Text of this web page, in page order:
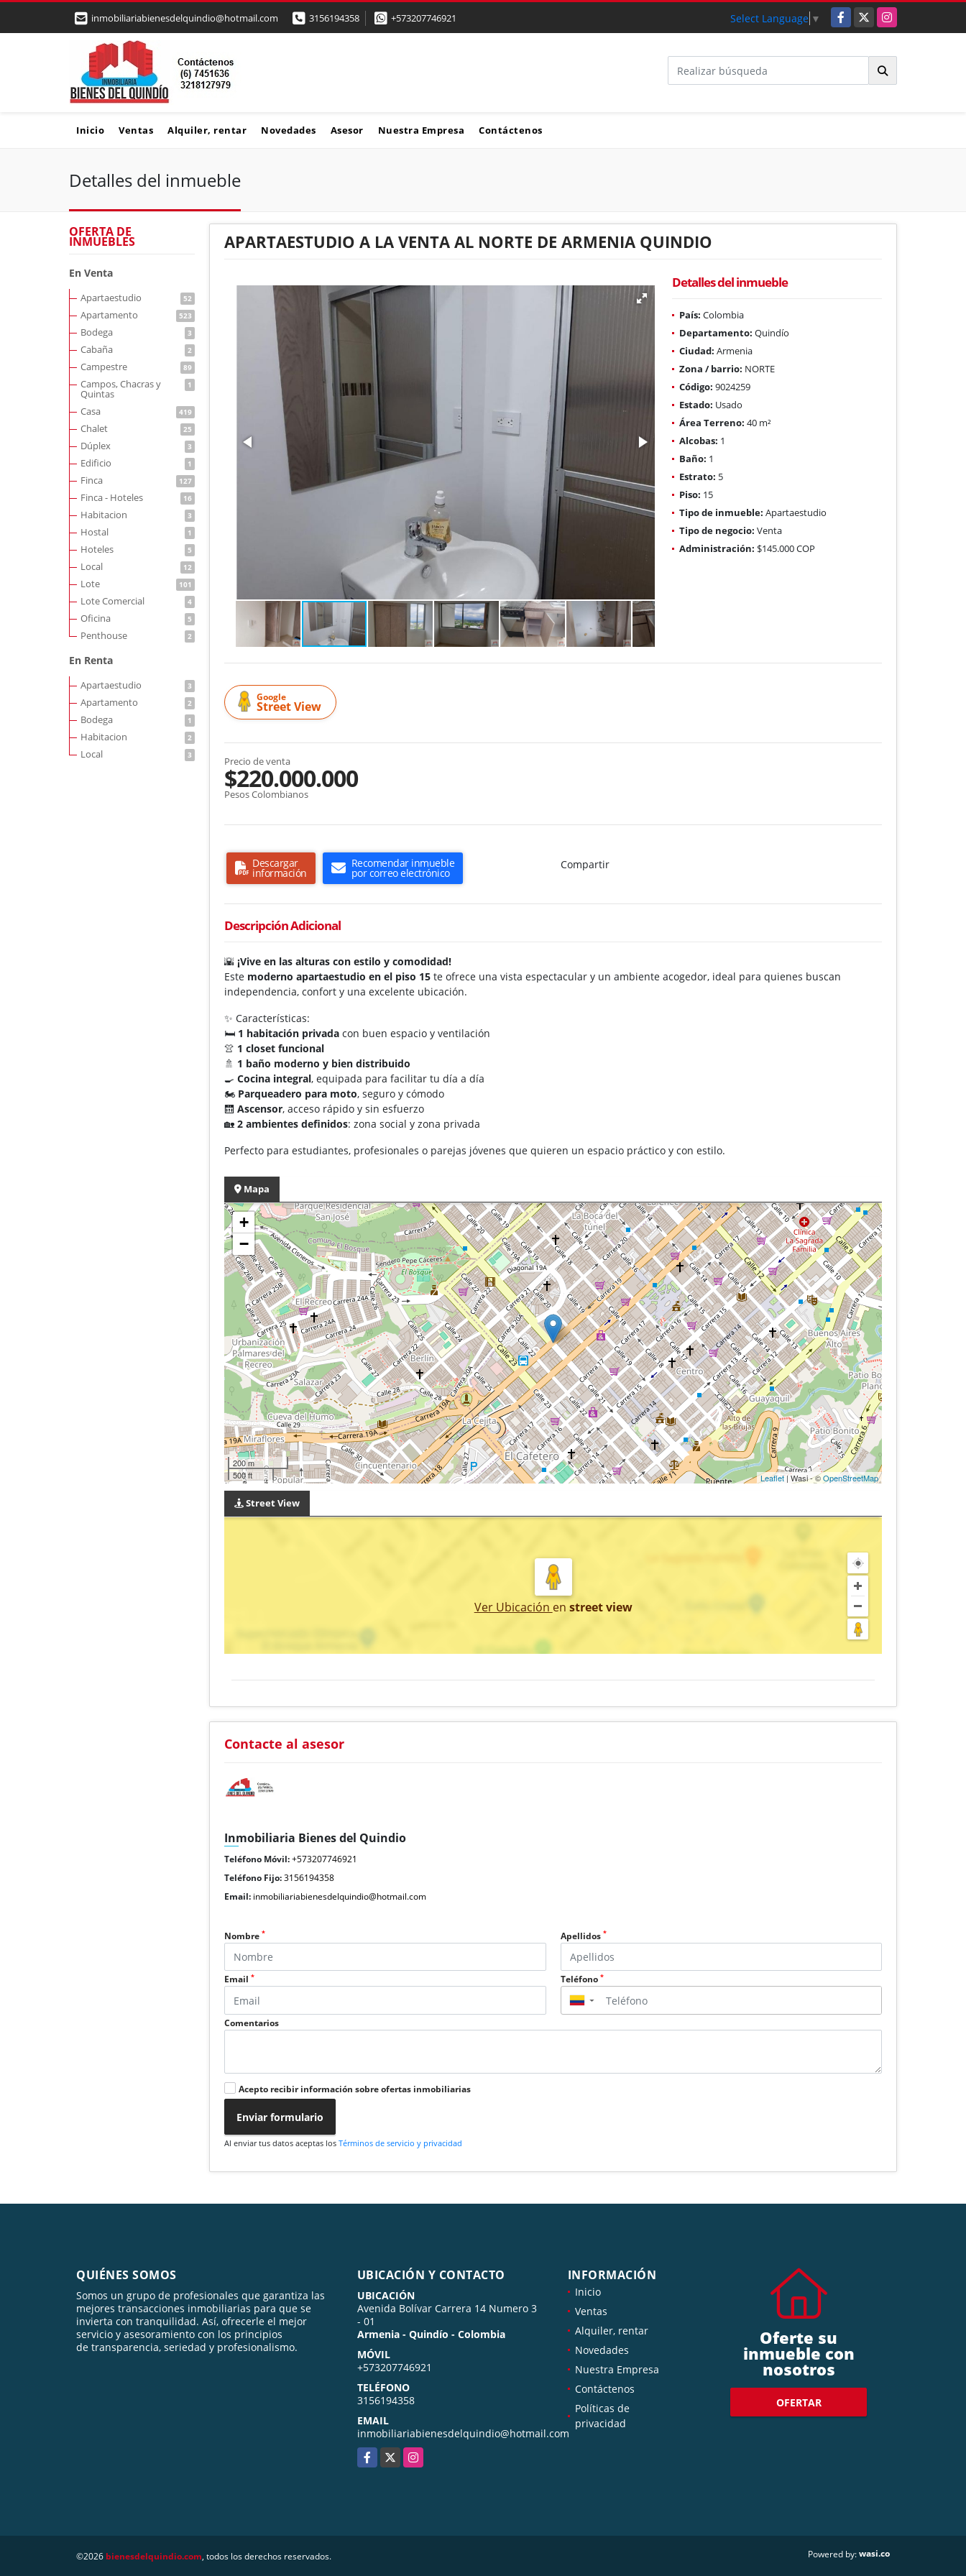
inmobiliariabienesdelquindio@hotmail.com 3156194358 +573207746921 Select Language ▼ Facebook
X Instagram
Inicio Ventas Alquiler, rentar Novedades Asesor Nuestra Empresa Contáctenos
Detalles del inmueble
OFERTA DE
INMUEBLES
En Venta
Apartaestudio 52
Apartamento 523
Bodega 3
Cabaña 2
Campestre 89
Campos, Chacras y
Quintas
1
Casa 419
Chalet 25
Dúplex 3
Edificio 1
Finca 127
Finca - Hoteles 16
Habitacion 3
Hostal 1
Hoteles 5
Local 12
Lote 101
Lote Comercial 4
Oficina 5
Penthouse 2
En Renta
Apartaestudio 3
Apartamento 2
Bodega 1
Habitacion 2
Local 3
APARTAESTUDIO A LA VENTA AL NORTE DE ARMENIA QUINDIO
Detalles del inmueble
País: Colombia
Departamento: Quindío
Ciudad: Armenia
Zona / barrio: NORTE
Código: 9024259
Estado: Usado
Área Terreno: 40 m²
Alcobas: 1
Baño: 1
Estrato: 5
Piso: 15
Tipo de inmueble: Apartaestudio
Tipo de negocio: Venta
Administración: $145.000 COP
Google
Street View
Precio de venta
$220.000.000
Pesos Colombianos
Descargar
información
Recomendar inmueble
por correo electrónico
Compartir
Descripción Adicional
🌇¡Vive en las alturas con estilo y comodidad!
Este moderno apartaestudio en el piso 15 te ofrece una vista espectacular y un ambiente acogedor, ideal para quienes buscan
independencia, confort y una excelente ubicación.
✨ Características:
🛏 1 habitación privada con buen espacio y ventilación
👚 1 closet funcional
🚿 1 baño moderno y bien distribuido
🍳Cocina integral, equipada para facilitar tu día a día
🏍 Parqueadero para moto, seguro y cómodo
🛗Ascensor, acceso rápido y sin esfuerzo
🏡2 ambientes definidos: zona social y zona privada
Perfecto para estudiantes, profesionales o parejas jóvenes que quieren un espacio práctico y con estilo.
Mapa
+
−
200 m
500 ft
Leaflet| Wasi - ©OpenStreetMap
Street View
Ver Ubicación en street view
Contacte al asesor
Inmobiliaria Bienes del Quindio
Teléfono Móvil:+573207746921
Teléfono Fijo:3156194358
Email: inmobiliariabienesdelquindio@hotmail.com
Nombre* Apellidos *
Email* Teléfono *
▼
Comentarios
Acepto recibir información sobre ofertas inmobiliarias
Enviar formulario
Al enviar tus datos aceptas losTérminos de servicio y privacidad
QUIÉNES SOMOS
Somos un grupo de profesionales que garantiza las
mejores transacciones inmobiliarias para que se
invierta con tranquilidad. Así, ofrecerle el mejor
servicio y asesoramiento con los principios
de transparencia, seriedad y profesionalismo.
UBICACIÓN Y CONTACTO
UBICACIÓN
Avenida Bolívar Carrera 14 Numero 3
- 01
Armenia - Quindío - Colombia
MÓVIL
+573207746921
TELÉFONO
3156194358
EMAIL
inmobiliariabienesdelquindio@hotmail.com
Facebook
X Instagram
INFORMACIÓN
Inicio
Ventas
Alquiler, rentar
Novedades
Nuestra Empresa
Contáctenos
Políticas de
privacidad
Oferte su
inmueble con
nosotros
OFERTAR
©2026 bienesdelquindio.com, todos los derechos reservados. Powered by:wasi.co